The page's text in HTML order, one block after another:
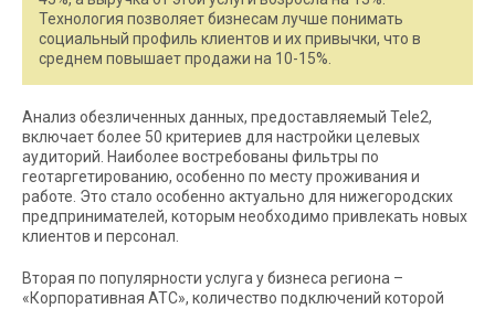
Технология позволяет бизнесам лучше понимать
социальный профиль клиентов и их привычки, что в
среднем повышает продажи на 10-15%.
Анализ обезличенных данных, предоставляемый Tele2,
включает более 50 критериев для настройки целевых
аудиторий. Наиболее востребованы фильтры по
геотаргетированию, особенно по месту проживания и
работе. Это стало особенно актуально для нижегородских
предпринимателей, которым необходимо привлекать новых
клиентов и персонал.
Вторая по популярности услуга у бизнеса региона –
«Корпоративная АТС», количество подключений которой